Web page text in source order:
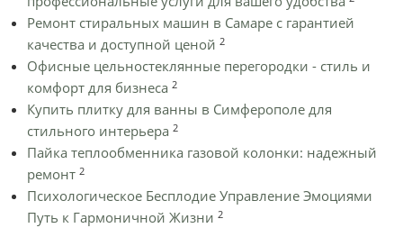
Ремонт стиральных машин в Самаре с гарантией
качества и доступной ценой 2
Офисные цельностеклянные перегородки - стиль и
комфорт для бизнеса 2
Купить плитку для ванны в Симферополе для
стильного интерьера 2
Пайка теплообменника газовой колонки: надежный
ремонт 2
Психологическое Бесплодие Управление Эмоциями
Путь к Гармоничной Жизни 2